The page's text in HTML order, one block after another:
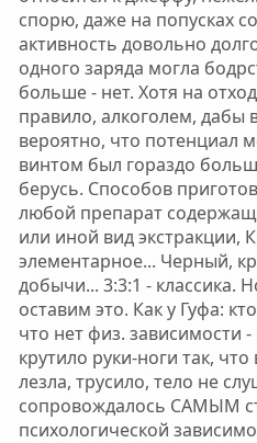
спорю, даже на попусках
активность довольно
одного заряда могла
больше - нет. Хотя на
правило, алкоголем, дабы
вероятно, что потенциал
винтом был гораздо
берусь. Способов
любой препарат
или иной вид экстракции,
элементарное... Черный,
добычи... 3:3:1 - классика.
оставим это. Как у Гуфа:
что нет физ. зависимости
крутило руки-ноги так,
лезла, трусило, тело не
сопровождалось САМЫМ
психологической